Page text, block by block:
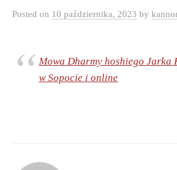
Posted on 10 października, 2023 by
Mowa Dharmy hoshiego Jarka
w Sopocie i online